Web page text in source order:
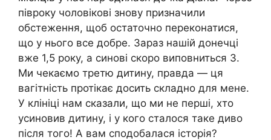
півроку чоловікові знову призначили
обстеження, щоб остаточно переконатися,
що у нього все добре. Зараз нашій донечці
вже 1,5 року, а синові скоро виповниться 3.
Ми чекаємо третю дитину, правда — ця
вагітність протікає досить складно для мене.
У клініці нам сказали, що ми не перші, хто
усиновив дитину, і у кого сталося таке диво
після того! А вам сподобалася історія?